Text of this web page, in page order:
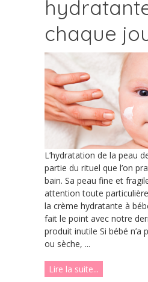
chaque
L’hydratation de la peau
partie du rituel que l’on
bain. Sa peau fine et
attention toute
la crème hydratante à
fait le point avec notre
produit inutile Si bébé n’a
ou sèche, ...
Lire la suite...